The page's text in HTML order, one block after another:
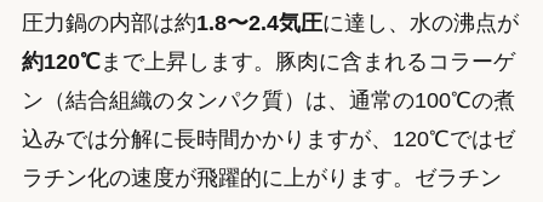
圧力鍋の内部は約1.8〜2.4気圧に達し、水の沸点が
約120℃まで上昇します。豚肉に含まれるコラーゲ
ン（結合組織のタンパク質）は、通常の100℃の煮
込みでは分解に長時間かかりますが、120℃ではゼ
ラチン化の速度が飛躍的に上がります。ゼラチン